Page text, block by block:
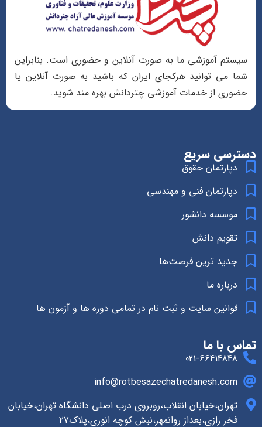
سیستم آموزشی ما به صورت آنلاین و حضوری است. بنابراین
شما می توانید هرکجای ایران که باشید به صورت آنلاین یا
حضوری از خدمات آموزشی چتردانش بهره مند شوید.
دسترسی سریع
دپارتمان حقوق
دپارتمان فنی و مهندسی
موسسه دانشور
تقویم دانش
جدید ترین فرصت‌ها
درباره ما
قوانین سایت و ثبت نام در تمامی دوره ها و آزمون ها
تماس با ما
021-66414848
info@rotbesazechatredanesh.com
تهران،خیابان انقلاب،روبروی درب اصلی دانشگاه تهران،خیابان
فخر رازی،بعداز روانمهر،نبش کوچه انوری،پلاک۲۷